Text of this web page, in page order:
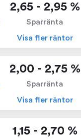
2,65 - 2,95 %
Sparränta
Visa fler räntor
2,00 - 2,75 %
Sparränta
Visa fler räntor
1,15 - 2,70 %